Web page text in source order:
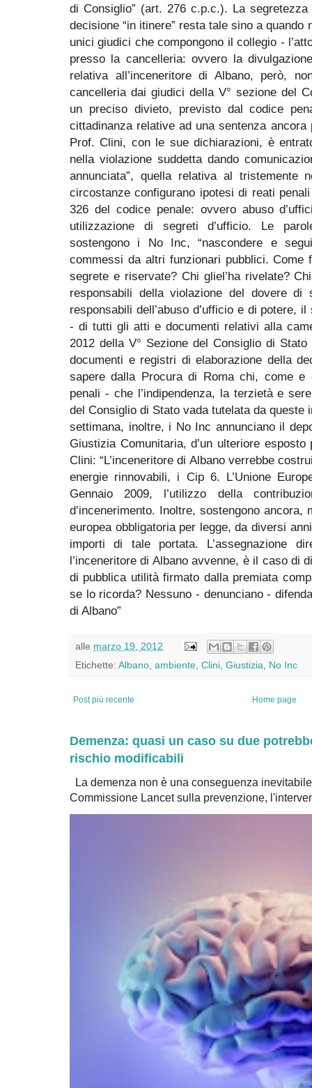
di Consiglio” (art. 276 c.p.c.). La
decisione “in itinere” resta tale sino a
unici giudici che compongono il collegio -
presso la cancelleria: ovvero la
relativa all’inceneritore di Albano, però,
cancelleria dai giudici della V° sezione del
un preciso divieto, previsto dal codice
cittadinanza relative ad una sentenza
Prof. Clini, con le sue dichiarazioni, è
nella violazione suddetta dando
annunciata”, quella relativa al tristemente
circostanze configurano ipotesi di reati
326 del codice penale: ovvero abuso
utilizzazione di segreti d’ufficio. Le
sostengono i No Inc, “nascondere e
commessi da altri funzionari pubblici. Come
segrete e riservate? Chi gliel’ha rivelate?
responsabili della violazione del dovere
responsabili dell’abuso d’ufficio e di potere,
- di tutti gli atti e documenti relativi alla
2012 della V° Sezione del Consiglio di
documenti e registri di elaborazione della
sapere dalla Procura di Roma chi, come e
penali - che l’indipendenza, la terzietà e
del Consiglio di Stato vada tutelata da
settimana, inoltre, i No Inc annunciano il
Giustizia Comunitaria, d’un ulteriore
Clini: “L’inceneritore di Albano verrebbe
energie rinnovabili, i Cip 6. L’Unione
Gennaio 2009, l’utilizzo della
d’incenerimento. Inoltre, sostengono ancora,
europea obbligatoria per legge, da diversi
importi di tale portata. L’assegnazione
l’inceneritore di Albano avvenne, è il caso di
di pubblica utilità firmato dalla premiata
se lo ricorda? Nessuno - denunciano -
di Albano”
alle marzo 19, 2012
Etichette: Albano ambiente Clini Giustizia No Inc
Post più recente Home page
Demenza: quasi un caso su due
rischio modificabili
La demenza non è una conseguenza
Commissione Lancet sulla prevenzione,